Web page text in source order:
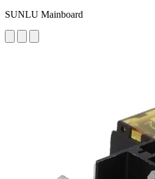
SUNLU Mainboard